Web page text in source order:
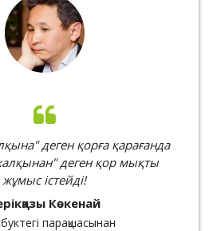
деген қорға қарағанда
деген қор мықты
жұмыс істейді!
Көкенай
парақшасынан